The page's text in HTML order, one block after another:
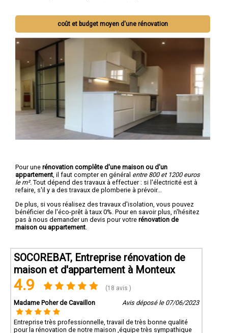
coût et budget moyen d'une rénovation
Pour une rénovation complête d'une maison ou d'un
appartement , il faut compter en général entre 800 et 1200 euros
le m². Tout dépend des travaux à effectuer : si l'électricité est à
refaire, s'il y a des travaux de plomberie à prévoir...
De plus, si vous réalisez des travaux d'isolation, vous pouvez
bénéficier de l'éco-prêt à taux 0%. Pour en savoir plus, n'hésitez
pas à nous demander un devis pour votre rénovation de
maison ou appartement
SOCOREBAT, Entreprise rénovation de
maison et d'appartement à Monteux
4.9 (18 avis )
Madame Poher de Cavaillon Avis déposé le 07/06/2023
Entreprise très professionnelle, travail de très bonne qualité
pour la rénovation de notre maison ,équipe très sympathique